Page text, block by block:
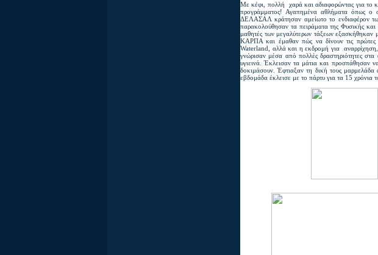
Με κέφι, πολλή χαρά και αδιαφορώντας για το
προγράμματος! Αγαπημένα αθλήματα όπως ο
ΔΕΛΑΣΑΛ κράτησαν αμείωτο το ενδιαφέρον
παρακολούθησαν τα πειράματα της Φυσικής
μαθητές των μεγαλύτερων τάξεων
ΚΑΡΠΑ και έμαθαν πώς να δίνουν τις πρώτες
Waterland, αλλά και η εκδρομή για
γνώρισαν μέσα από πολλές δραστηριότητες
υγιεινά. Έκλεισαν τα μάτια και προσπάθησαν
δοκιμάσουν. Έφτιαξαν τη δική τους
εβδομάδα έκλεισε με το πάρτυ για τα 15 χρόνια